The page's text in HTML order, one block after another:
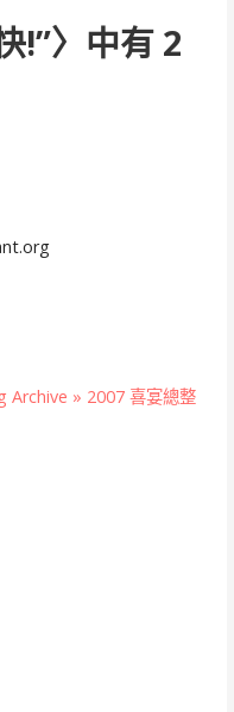
!”〉中有 2
Archive » 2007 喜宴總整